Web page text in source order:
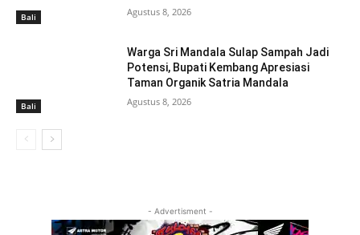
Bali Agustus 8, 2026
Bali
Warga Sri Mandala Sulap Sampah Jadi
Potensi, Bupati Kembang Apresiasi
Taman Organik Satria Mandala
Agustus 8, 2026
- Advertisment -